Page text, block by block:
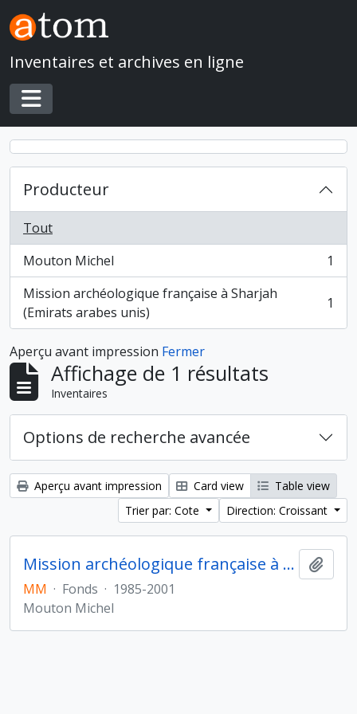
Skip to main content
Inventaires et archives en ligne
Toggle navigation
Producteur
Tout
Mouton Michel
, 1 résultats
1
Mission archéologique française à Sharjah
(Emirats arabes unis)
, 1 résultats 1
Aperçu avant impression Fermer
Affichage de 1 résultats
Inventaires
Options de recherche avancée
Aperçu avant impression Card view
Table view
Trier par: Cote
Direction: Croissant
Mission archéologique française à Sharjah (Émirats arabes unis)
MM · Fonds · 1985-2001
Mouton Michel